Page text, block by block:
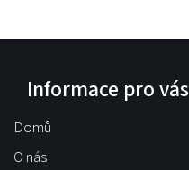
Informace pro vás
Domů
O nás